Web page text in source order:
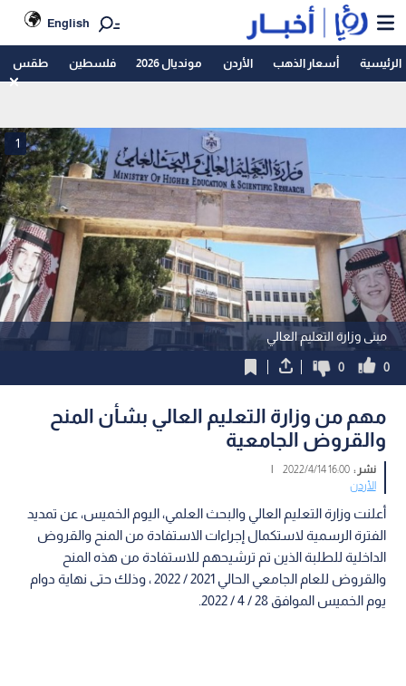
English
الرئيسية أسعار الذهب الأردن مونديال 2026 فلسطين طقس
مبنى وزارة التعليم العالي
1
0
0
مهم من وزارة التعليم العالي بشأن المنح
والقروض الجامعية
نشر :16:00 2022/4/14
|
الأردن
أعلنت وزارة التعليم العالي والبحث العلمي، اليوم الخميس، عن تمديد
الفترة الرسمية لاستكمال إجراءات الاستفادة من المنح والقروض
الداخلية للطلبة الذين تم ترشيحهم للاستفادة من هذه المنح
والقروض للعام الجامعي الحالي 2021 / 2022 ، وذلك حتى نهاية دوام
يوم الخميس الموافق 28 / 4 / 2022.